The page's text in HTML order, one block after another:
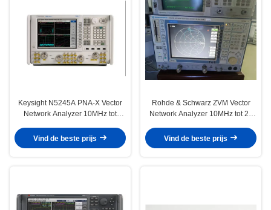
Keysight N5245A PNA-X Vector
Network Analyzer 10MHz tot
Dynamic Range
Vind de beste prijs
Rohde & Schwarz ZVM Vector
Network Analyzer 10MHz tot 20
Vind de beste prijs